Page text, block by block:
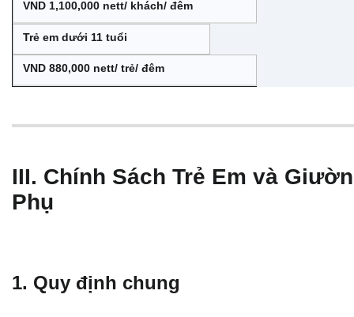
VND 1,100,000 nett/ khách/ đêm
Trẻ em dưới 11 tuổi
VND 880,000 nett/ trẻ/ đêm
III. Chính Sách Trẻ Em và
Phụ
1. Quy định chung